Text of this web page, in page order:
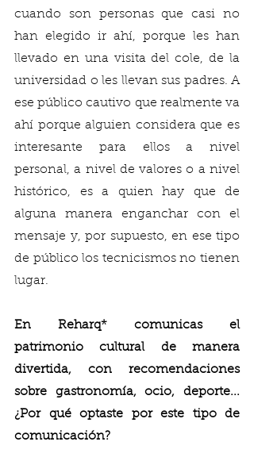
cuando son personas que casi no
han elegido ir ahí, porque les han
llevado en una visita del cole, de la
universidad o les llevan sus padres. A
ese público cautivo que realmente va
ahí porque alguien considera que es
interesante para ellos a nivel
personal, a nivel de valores o a nivel
histórico, es a quien hay que de
alguna manera enganchar con el
mensaje y, por supuesto, en ese tipo
de público los tecnicismos no tienen
lugar.
En Reharq* comunicas el
patrimonio cultural de manera
divertida, con recomendaciones
sobre gastronomía, ocio, deporte...
¿Por qué optaste por este tipo de
comunicación?